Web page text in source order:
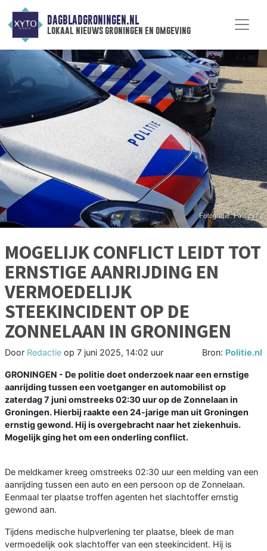
DAGBLADGRONINGEN.NL
lokaal nieuws groningen en omgeving
MOGELIJK CONFLICT LEIDT TOT
ERNSTIGE AANRIJDING EN
VERMOEDELIJK
STEEKINCIDENT OP DE
ZONNELAAN IN GRONINGEN
Door Redactie op 7 juni 2025, 14:02 uur Bron: Politie.nl
GRONINGEN - De politie doet onderzoek naar een ernstige
aanrijding tussen een voetganger en automobilist op
zaterdag 7 juni omstreeks 02:30 uur op de Zonnelaan in
Groningen. Hierbij raakte een 24-jarige man uit Groningen
ernstig gewond. Hij is overgebracht naar het ziekenhuis.
Mogelijk ging het om een onderling conflict.
De meldkamer kreeg omstreeks 02:30 uur een melding van een
aanrijding tussen een auto en een persoon op de Zonnelaan.
Eenmaal ter plaatse troffen agenten het slachtoffer ernstig
gewond aan.
Tijdens medische hulpverlening ter plaatse, bleek de man
vermoedelijk ook slachtoffer van een steekincident. Hij is